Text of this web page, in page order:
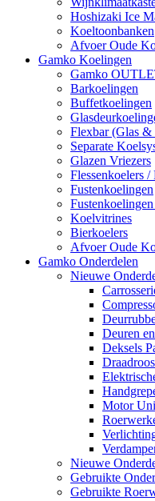
Hoshizaki Ice
Koeltoonbanken
Afvoer Oude
Gamko Koelingen
Gamko
Barkoelingen
Buffetkoelingen
Flexbar (Glas
Separate
Glazen Vriezers
Flessenkoelers /
Fustenkoelingen
Koelvitrines
Bierkoelers
Afvoer Oude
Gamko Onderdelen
Nieuwe
Deuren
Deksels
Motor
Nieuwe
Gebruikte
Gebruikte